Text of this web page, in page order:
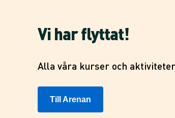
Vi har flyttat!
Alla våra kurser och
Till Arenan